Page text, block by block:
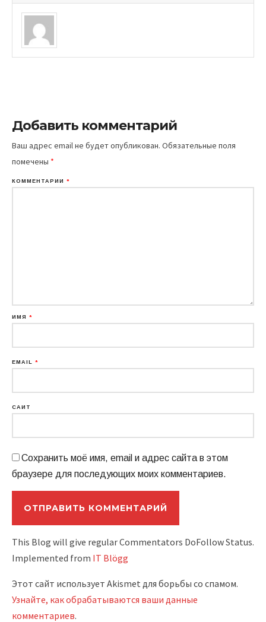
Добавить комментарий
Ваш адрес email не будет опубликован. Обязательные поля
помечены *
КОММЕНТАРИЙ *
ИМЯ *
EMAIL *
САЙТ
Сохранить моё имя, email и адрес сайта в этом
браузере для последующих моих комментариев.
This Blog will give regular Commentators DoFollow Status.
Implemented from IT Blögg
Этот сайт использует Akismet для борьбы со спамом.
Узнайте, как обрабатываются ваши данные
комментариев.